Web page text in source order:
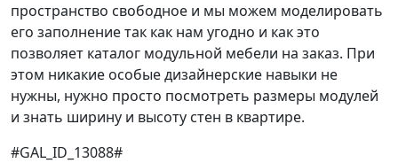
пространство свободное и мы можем моделировать
его заполнение так как нам угодно и как это
позволяет каталог модульной мебели на заказ. При
этом никакие особые дизайнерские навыки не
нужны, нужно просто посмотреть размеры модулей
и знать ширину и высоту стен в квартире.
#GAL_ID_13088#